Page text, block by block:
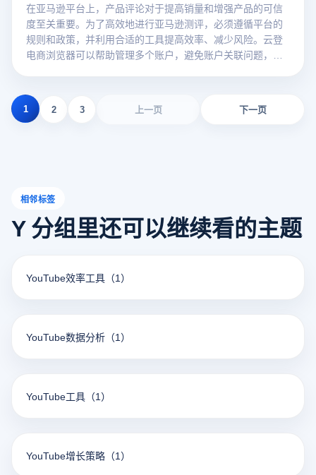
在亚马逊平台上，产品评论对于提高销量和增强产品的可信
度至关重要。为了高效地进行亚马逊测评，必须遵循平台的
规则和政策，并利用合适的工具提高效率、减少风险。云登
电商浏览器可以帮助管理多个账户，避免账户关联问题，确
上一页
1 2 3 下一页
相邻标签
Y 分组里还可以继续看的主题
YouTube效率工具 （1）
YouTube数据分析 （1）
YouTube工具 （1）
YouTube增长策略 （1）